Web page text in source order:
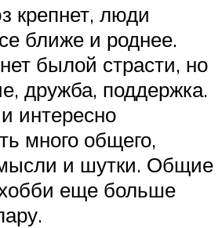
крепнет, люди
ближе и роднее.
былой страсти, но
дружба, поддержка.
интересно
много общего,
и шутки. Общие
еще больше